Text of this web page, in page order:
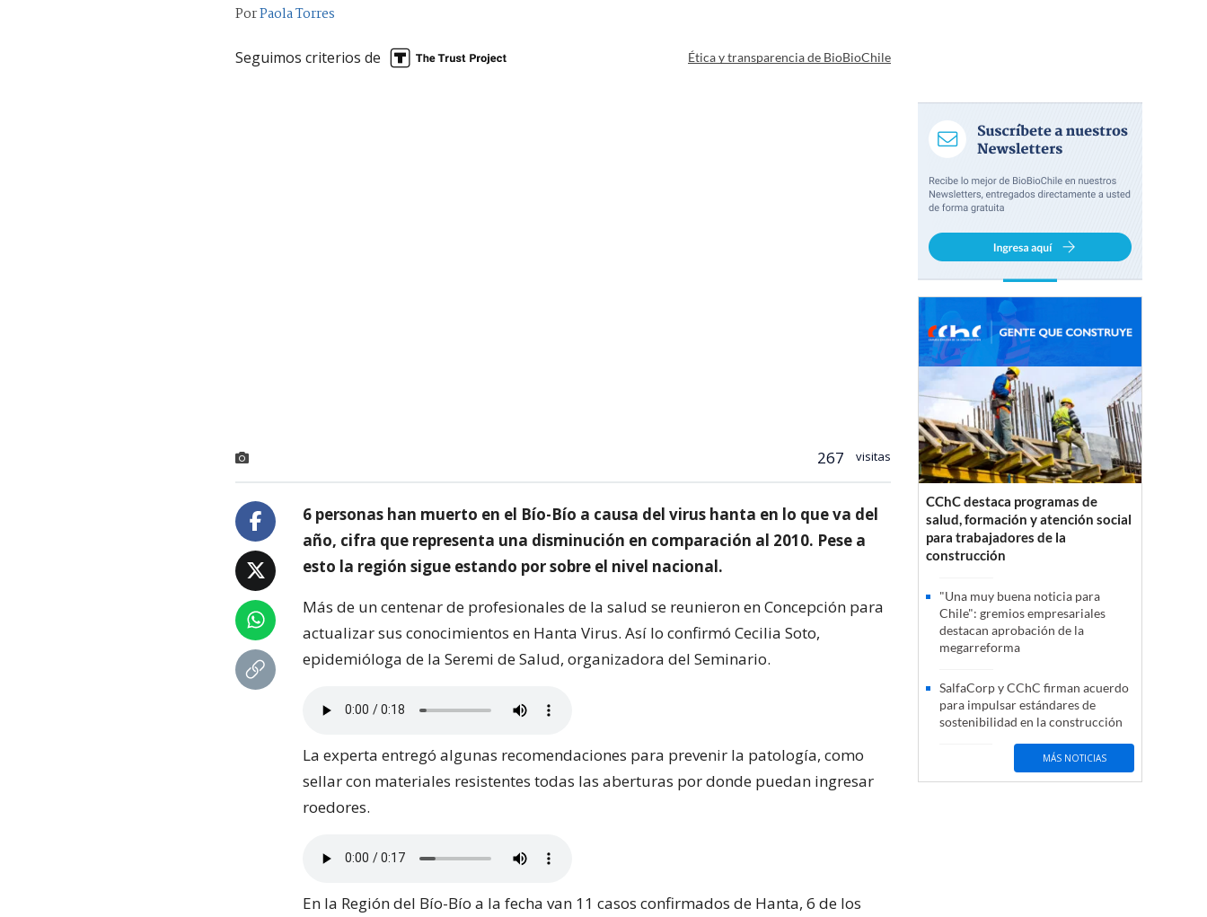
PorPaola Torres
Seguimos criterios de Ética y transparencia de BioBioChile
267 visitas
6 personas han muerto en el Bío-Bío a causa del virus hanta en lo que va del
año, cifra que representa una disminución en comparación al 2010. Pese a
esto la región sigue estando por sobre el nivel nacional.
Más de un centenar de profesionales de la salud se reunieron en Concepción para
actualizar sus conocimientos en Hanta Virus. Así lo confirmó Cecilia Soto,
epidemióloga de la Seremi de Salud, organizadora del Seminario.
La experta entregó algunas recomendaciones para prevenir la patología, como
sellar con materiales resistentes todas las aberturas por donde puedan ingresar
roedores.
En la Región del Bío-Bío a la fecha van 11 casos confirmados de Hanta, 6 de los
CChC destaca programas de
salud, formación y atención social
para trabajadores de la
construcción
"Una muy buena noticia para
Chile": gremios empresariales
destacan aprobación de la
megarreforma
SalfaCorp y CChC firman acuerdo
para impulsar estándares de
sostenibilidad en la construcción
MÁS NOTICIAS